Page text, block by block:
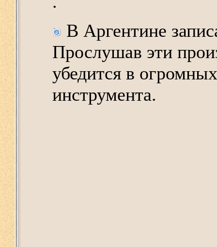
В Аргентине
Прослушав эти
убедится в
инструмента.